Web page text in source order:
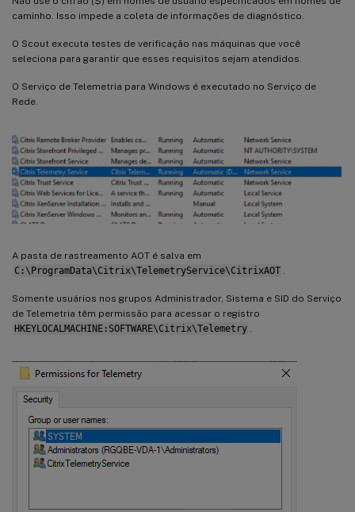
caminho. Isso impede a coleta de informações de diagnóstico.
O Scout executa testes de verificação nas máquinas que você
seleciona para garantir que esses requisitos sejam atendidos.
O Serviço de Telemetria para Windows é executado no Serviço de
Rede.
A pasta de rastreamento AOT é salva em
C:\ProgramData\Citrix\TelemetryService\CitrixAOT
Somente usuários nos grupos Administrador, Sistema e SID do Serviço
de Telemetria têm permissão para acessar o registro
HKEYLOCALMACHINE:SOFTWARE\Citrix\Telemetry